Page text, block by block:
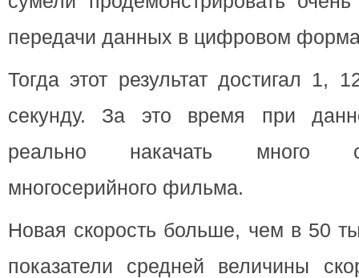
передачи данных в цифровом
Тогда этот результат достигал 1,
секунду. За это время при
реально накачать много
многосерийного фильма.
Новая скорость больше, чем в 50
показатели средней величины